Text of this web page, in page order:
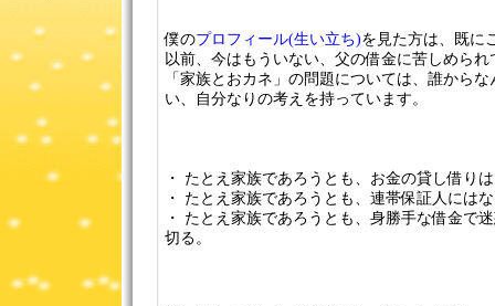
僕のプロフィール(生い立ち)を見た方は、既に
以前、今はもういない、父の借金に苦しめら
「家族とおカネ」の問題については、誰から
い、自分なりの考えを持っています。
・ たとえ家族であろうとも、お金の貸し借り
・ たとえ家族であろうとも、連帯保証人には
・ たとえ家族であろうとも、身勝手な借金で
切る。